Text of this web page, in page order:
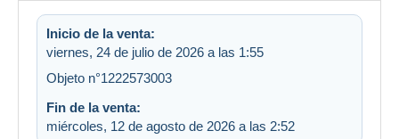
Inicio de la venta:
viernes, 24 de julio de 2026 a las 1:55
Objeto n°1222573003
Fin de la venta:
miércoles, 12 de agosto de 2026 a las 2:52